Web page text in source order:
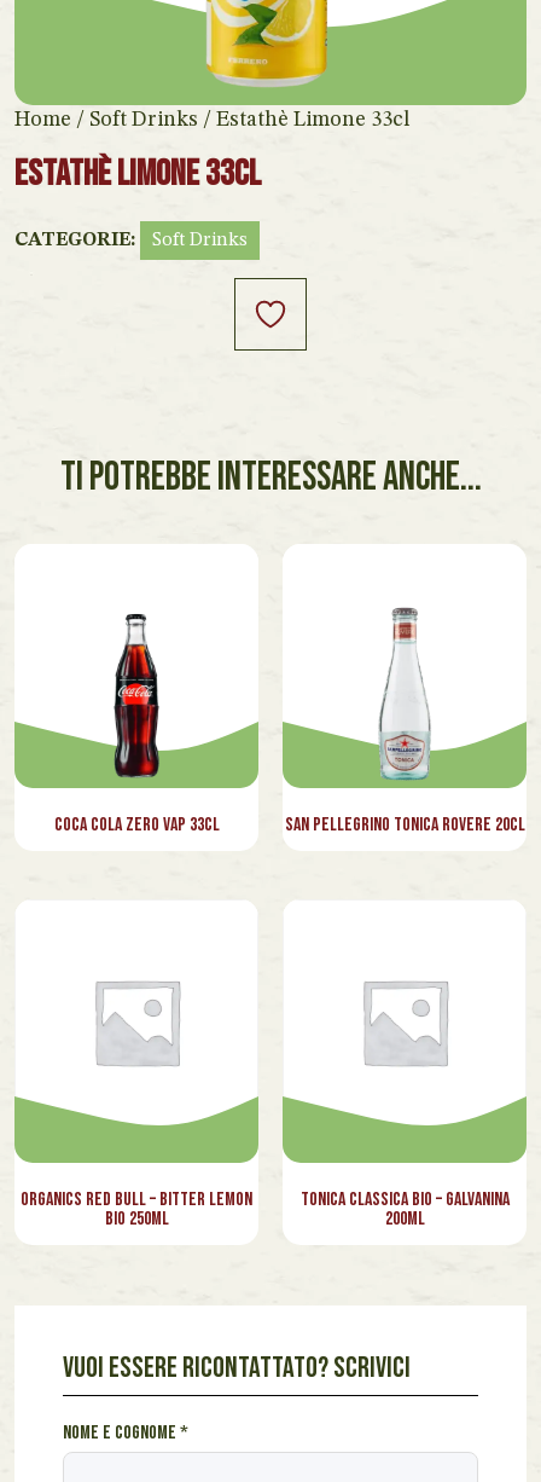
Home / Soft Drinks / Estathè Limone 33cl
Estathè Limone 33cl
CATEGORIE: Soft Drinks
TI POTREBBE INTERESSARE ANCHE...
⁠Coca Cola zero Vap 33cl ⁠San Pellegrino Tonica Rovere 20cl
Organics Red Bull – Bitter Lemon
Bio 250ml
Tonica Classica Bio – Galvanina
200ml
VUOI ESSERE RICONTATTATO? SCRIVICI
Nome e cognome *